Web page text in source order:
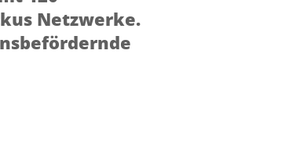
Netzwerke.